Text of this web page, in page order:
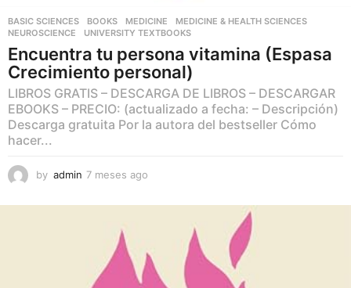
BASIC SCIENCES ,BOOKS ,MEDICINE ,MEDICINE & HEALTH SCIENCES
NEUROSCIENCE
,UNIVERSITY TEXTBOOKS
Encuentra tu persona vitamina (Espasa
Crecimiento personal)
LIBROS GRATIS – DESCARGA DE LIBROS – DESCARGAR
EBOOKS – PRECIO: (actualizado a fecha: – Descripción)
Descarga gratuita Por la autora del bestseller Cómo
hacer...
by admin 7 meses ago
e
a